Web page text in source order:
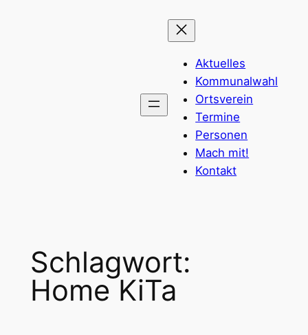
Aktuelles
Kommunalwahl
Ortsverein
Termine
Personen
Mach mit!
Kontakt
Schlagwort:
Home KiTa